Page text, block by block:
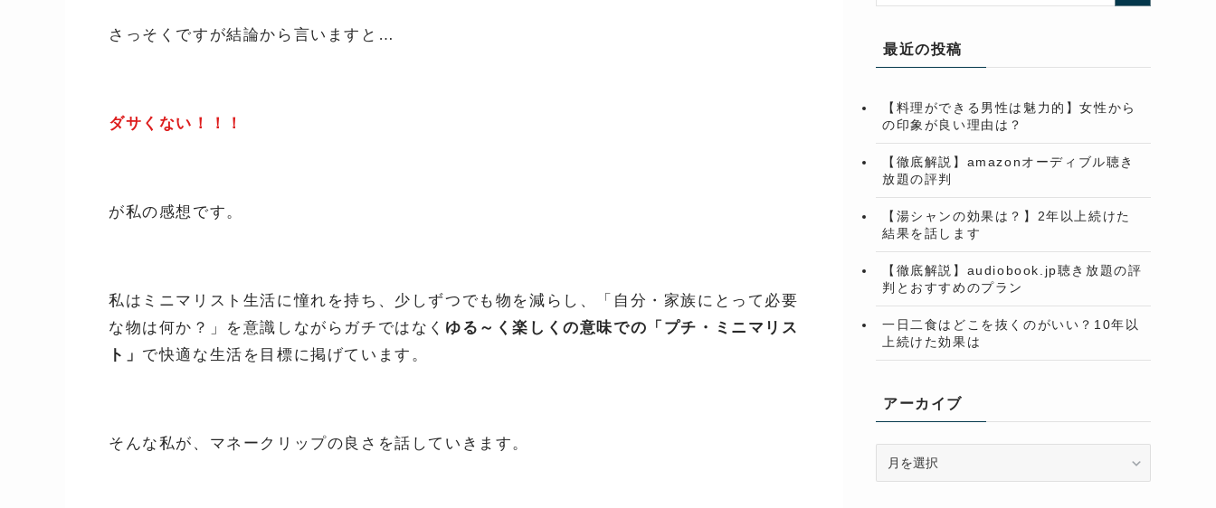
さっそくですが結論から言いますと…
ダサくない！！！
が私の感想です。
私はミニマリスト生活に憧れを持ち、少しずつでも物を減らし、「自分・家族にとって必要
な物は何か？」を意識しながらガチではなく ゆる～く楽しくの意味での「プチ・ミニマリス
ト」 で快適な生活を目標に掲げています。
そんな私が、マネークリップの良さを話していきます。
最近の投稿
【料理ができる男性は魅力的】女性から
の印象が良い理由は？
【徹底解説】amazonオーディブル聴き
放題の評判
【湯シャンの効果は？】2年以上続けた
結果を話します
【徹底解説】audiobook.jp聴き放題の評
判とおすすめのプラン
一日二食はどこを抜くのがいい？10年以
上続けた効果は
アーカイブ
ー